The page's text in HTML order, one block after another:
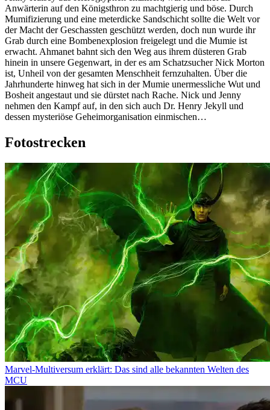
Anwärterin auf den Königsthron zu machtgierig und böse. Durch
Mumifizierung und eine meterdicke Sandschicht sollte die Welt vor
der Macht der Geschassten geschützt werden, doch nun wurde ihr
Grab durch eine Bombenexplosion freigelegt und die Mumie ist
erwacht. Ahmanet bahnt sich den Weg aus ihrem düsteren Grab
hinein in unsere Gegenwart, in der es am Schatzsucher Nick Morton
ist, Unheil von der gesamten Menschheit fernzuhalten. Über die
Jahrhunderte hinweg hat sich in der Mumie unermessliche Wut und
Bosheit angestaut und sie dürstet nach Rache. Nick und Jenny
nehmen den Kampf auf, in den sich auch Dr. Henry Jekyll und
dessen mysteriöse Geheimorganisation einmischen…
Fotostrecken
Marvel-Multiversum erklärt: Das sind alle bekannten Welten des
MCU